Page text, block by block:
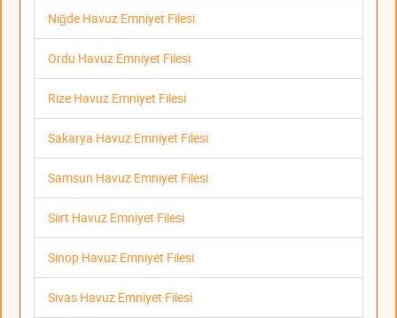
Niğde Havuz Emniyet Filesi
Ordu Havuz Emniyet Filesi
Rize Havuz Emniyet Filesi
Sakarya Havuz Emniyet Filesi
Samsun Havuz Emniyet Filesi
Siirt Havuz Emniyet Filesi
Sinop Havuz Emniyet Filesi
Sivas Havuz Emniyet Filesi